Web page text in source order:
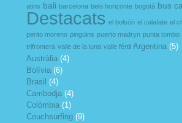
atins bali barcelona belo horizonte bogotá bus
Destacats el bolsón el calafate el
perito moreno pingüins puerto madryn punta tombo
trifrontera valle de la luna valle fértil Argentina (5)
Austràlia (4)
Bolívia (6)
Brasil (4)
Cambodja (4)
Colòmbia (1)
Couchsurfing (9)